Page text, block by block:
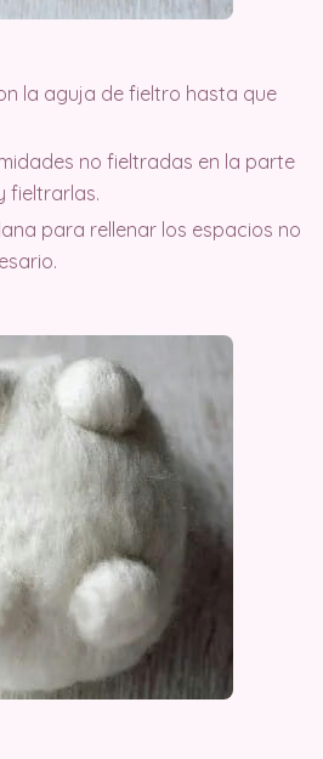
la aguja de fieltro hasta que
no fieltradas en la parte
fieltrarlas.
para rellenar los espacios no